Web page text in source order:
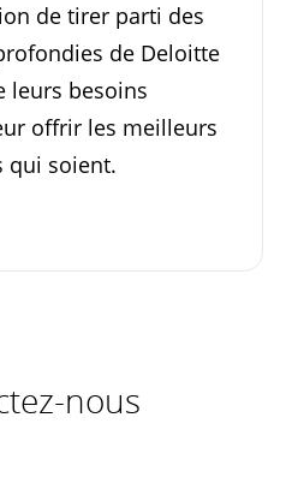
de tirer parti des
de Deloitte
leurs besoins
offrir les meilleurs
qui soient.
nous